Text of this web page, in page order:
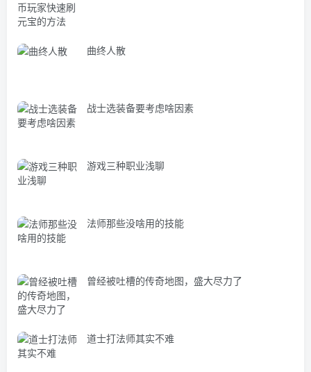
曲终人散
战士选装备要考虑啥因素
游戏三种职业浅聊
法师那些没啥用的技能
曾经被吐槽的传奇地图，盛大尽力了
道士打法师其实不难